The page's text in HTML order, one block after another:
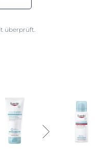
überprüft.